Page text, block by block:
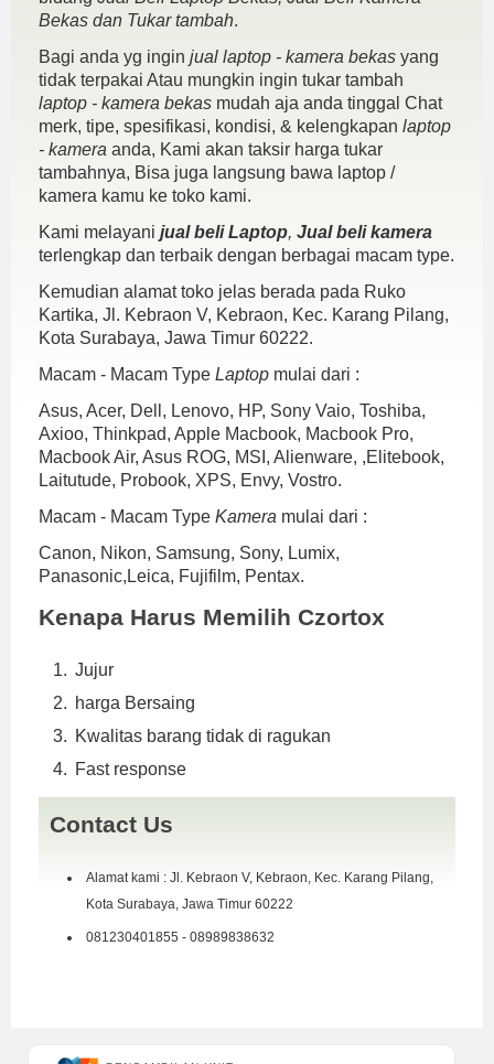
Bekas dan Tukar tambah.
Bagi anda yg ingin jual laptop - kamera bekas yang
tidak terpakai Atau mungkin ingin tukar tambah
laptop - kamera bekas mudah aja anda tinggal Chat
merk, tipe, spesifikasi, kondisi, & kelengkapan laptop
- kamera anda, Kami akan taksir harga tukar
tambahnya, Bisa juga langsung bawa laptop /
kamera kamu ke toko kami.
Kami melayani jual beli Laptop, Jual beli kamera
terlengkap dan terbaik dengan berbagai macam type.
Kemudian alamat toko jelas berada pada Ruko
Kartika, Jl. Kebraon V, Kebraon, Kec. Karang Pilang,
Kota Surabaya, Jawa Timur 60222.
Macam - Macam Type Laptop mulai dari :
Asus, Acer, Dell, Lenovo, HP, Sony Vaio, Toshiba,
Axioo, Thinkpad, Apple Macbook, Macbook Pro,
Macbook Air, Asus ROG, MSI, Alienware, ,Elitebook,
Laitutude, Probook, XPS, Envy, Vostro.
Macam - Macam Type Kamera mulai dari :
Canon, Nikon, Samsung, Sony, Lumix,
Panasonic,Leica, Fujifilm, Pentax.
Kenapa Harus Memilih Czortox
Jujur
harga Bersaing
Kwalitas barang tidak di ragukan
Fast response
Contact Us
Alamat kami : Jl. Kebraon V, Kebraon, Kec. Karang Pilang,
Kota Surabaya, Jawa Timur 60222
081230401855 - 08989838632